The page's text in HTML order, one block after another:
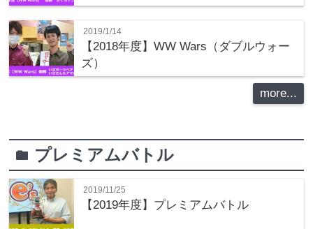
2019/1/14
【2018年度】WW Wars（ダブルウォー
ズ）
more...
folder プレミアムバトル
2019/11/25
【2019年度】プレミアムバトル